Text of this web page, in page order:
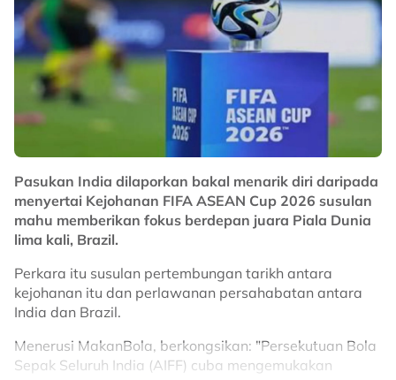
Maklumat lanjut ikuti Nadi Arena malam ini.
No node context available.
Related Topics
#Piala Hyundai ASEAN #Filipina #Harimau Malaya
Pasukan India dilaporkan bakal menarik diri daripada
menyertai Kejohanan FIFA ASEAN Cup 2026 susulan
mahu memberikan fokus berdepan juara Piala Dunia
lima kali, Brazil.
Perkara itu susulan pertembungan tarikh antara
kejohanan itu dan perlawanan persahabatan antara
India dan Brazil.
Menerusi MakanBola, berkongsikan: "Persekutuan Bola
Sepak Seluruh India (AIFF) cuba mengemukakan